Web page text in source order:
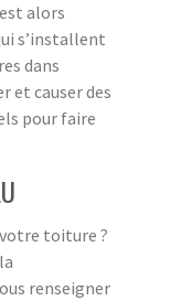
alors
s’installent
dans
et causer des
pour faire
toiture ?
renseigner